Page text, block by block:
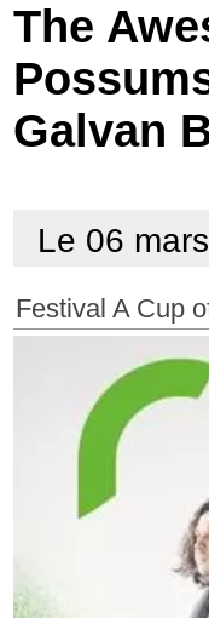
Economie
Services
Contacts
The
Galvan
Le 06
Festival A Cup